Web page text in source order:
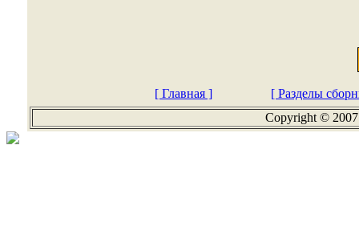
[ Главная ]
[ Разделы
Copyright ©